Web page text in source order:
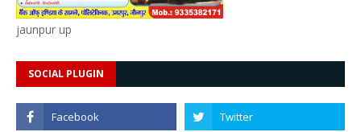
jaunpur up
SOCIAL PLUGIN